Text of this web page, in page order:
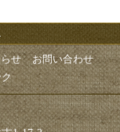
せ
お問い合わせ